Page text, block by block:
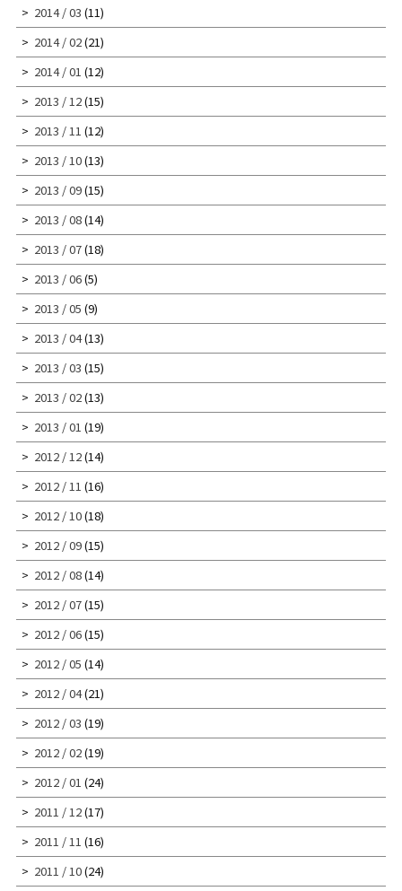
2014 / 03 (11)
2014 / 02(21)
2014 / 01 (12)
2013 / 12(15)
2013 / 11 (12)
2013 / 10(13)
2013 / 09(15)
2013 / 08(14)
2013 / 07(18)
2013 / 06(5)
2013 / 05 (9)
2013 / 04(13)
2013 / 03 (15)
2013 / 02(13)
2013 / 01 (19)
2012 / 12(14)
2012 / 11 (16)
2012 / 10(18)
2012 / 09(15)
2012 / 08(14)
2012 / 07(15)
2012 / 06(15)
2012 / 05 (14)
2012 / 04(21)
2012 / 03 (19)
2012 / 02(19)
2012 / 01 (24)
2011 / 12(17)
2011 / 11 (16)
2011 / 10(24)